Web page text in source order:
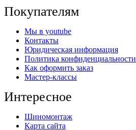
Покупателям
Мы в youtube
Контакты
Юридическая информация
Политика конфиденциальности
Как оформить заказ
Мастер-классы
Интересное
Шиномонтаж
Карта сайта